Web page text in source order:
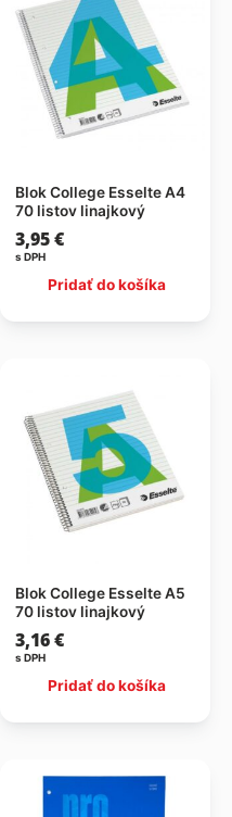
Blok College Esselte A4
70 listov linajkový
3,95€
s DPH
Pridať do košíka
Blok College Esselte A5
70 listov linajkový
3,16€
s DPH
Pridať do košíka